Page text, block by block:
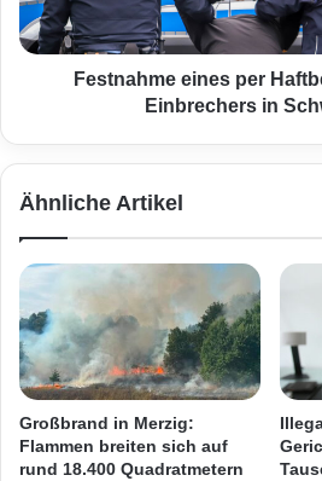
s
c
l
h
m
F
r
n
t
m
e
p
H
a
f
t
b
f
Festnahme eines per
Einbrechers in
Ähnliche Artikel
Großbrand in Merzig:
Flammen breiten sich auf
rund 18.400 Quadratmetern